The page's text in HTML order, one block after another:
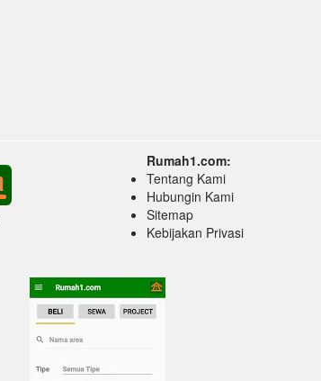
Rumah1.com:
Tentang Kami
Hubungin Kami
Sitemap
Kebijakan Privasi